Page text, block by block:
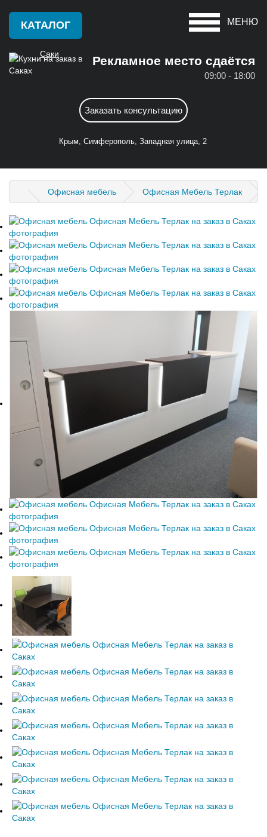
МЕНЮ
КАТАЛОГ
Рекламное место сдаётся
09:00 - 18:00
Заказать консультацию
Саки
Армянск
Б
Бахчисарай
Д
Джанкой
Е
Керчь
Красноперекопск
Саки
Севастополь
Судак
Ф
Феодосия
Я
Крым, Симферополь, Западная улица, 2
Офисная мебель Офисная Мебель Терлак